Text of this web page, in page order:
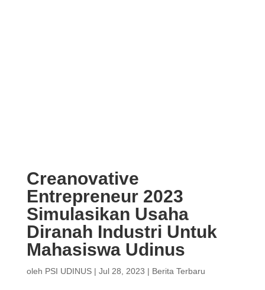
Creanovative
Entrepreneur 2023
Simulasikan Usaha
Diranah Industri Untuk
Mahasiswa Udinus
oleh PSI UDINUS| Jul 28, 2023 | Berita Terbaru